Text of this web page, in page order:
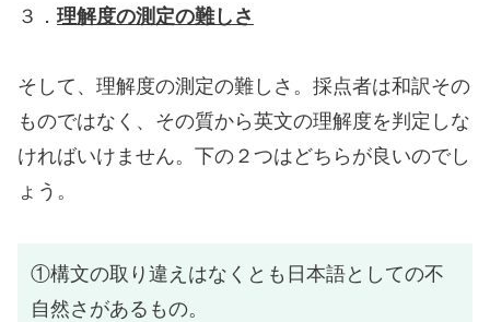
３． 理解度の測定の難しさ
そして、理解度の測定の難しさ。採点者は和訳その
ものではなく、その質から英文の理解度を判定しな
ければいけません。下の２つはどちらが良いのでし
ょう。
①構文の取り違えはなくとも日本語としての不
自然さがあるもの。